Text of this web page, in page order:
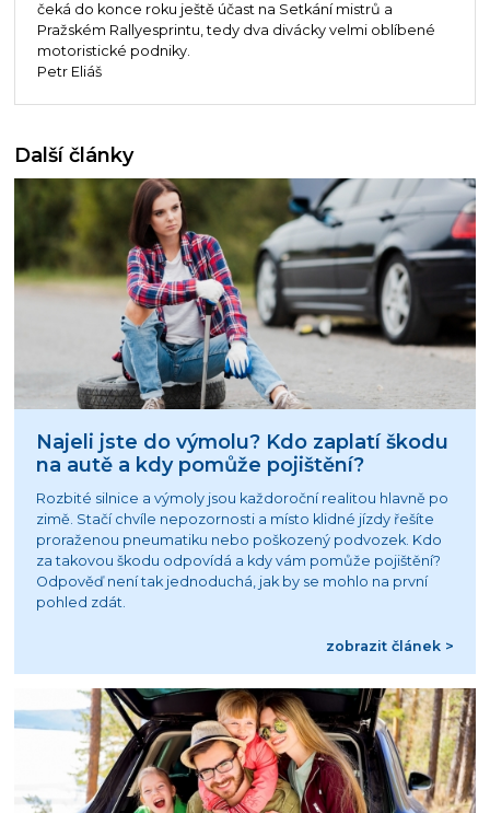
čeká do konce roku ještě účast na Setkání mistrů a
Pražském Rallyesprintu, tedy dva divácky velmi oblíbené
motoristické podniky.
Petr Eliáš
Další články
Najeli jste do výmolu? Kdo zaplatí škodu
na autě a kdy pomůže pojištění?
Rozbité silnice a výmoly jsou každoroční realitou hlavně po
zimě. Stačí chvíle nepozornosti a místo klidné jízdy řešíte
proraženou pneumatiku nebo poškozený podvozek. Kdo
za takovou škodu odpovídá a kdy vám pomůže pojištění?
Odpověď není tak jednoduchá, jak by se mohlo na první
pohled zdát.
zobrazit článek >